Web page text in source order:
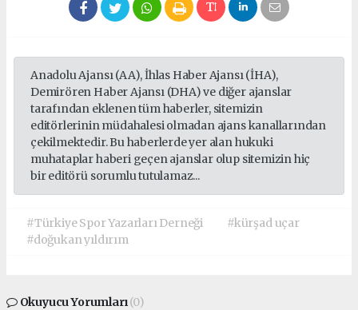
Anadolu Ajansı (AA), İhlas Haber Ajansı (İHA),
Demirören Haber Ajansı (DHA) ve diğer ajanslar
tarafından eklenen tüm haberler, sitemizin
editörlerinin müdahalesi olmadan ajans kanallarından
çekilmektedir. Bu haberlerde yer alan hukuki
muhataplar haberi geçen ajanslar olup sitemizin hiç
bir editörü sorumlu tutulamaz...
#Türkiye Spor Yazarları Derneği
#kürşad uçar
#doğukan yıldırım
Okuyucu Yorumları(0)